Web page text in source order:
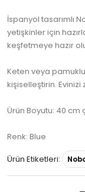
İspanyol tasarımlı
yetişkinler için
keşfetmeye hazır
Keten veya
kişiselleştirin.
Ürün Boyutu: 40 cm
Renk: Blue
Ürün Etiketleri: